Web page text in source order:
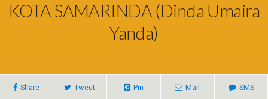
KOTA SAMARINDA (Dinda Umaira
Yanda)
Share Tweet Pin Mail SMS